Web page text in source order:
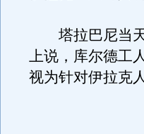
塔拉巴尼当天
上说，库尔德工
视为针对伊拉克